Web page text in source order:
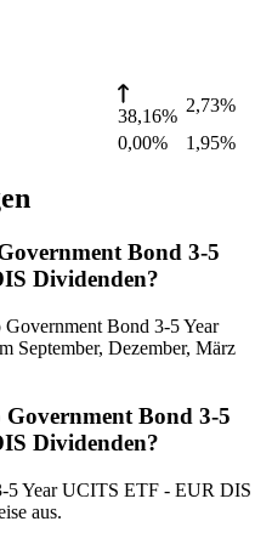
38,16%
2,73%
0,00% 1,95%
Bond 3-5
Dividenden?
Bond 3-5 Year
Dezember, März
Bond 3-5
Dividenden?
5 Year UCITS ETF - EUR DIS
aus.